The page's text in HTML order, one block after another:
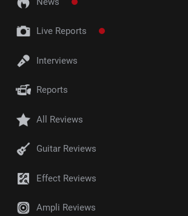
Live Reports
Interviews
Reports
All Reviews
Guitar Reviews
Effect Reviews
Ampli Reviews